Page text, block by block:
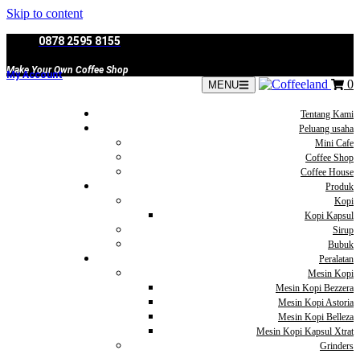
Skip to content
0878 2595 8155
Make Your Own Coffee Shop
My Account
MENU 0
Tentang Kami
Peluang usaha
Mini Cafe
Coffee Shop
Coffee House
Produk
Kopi
Kopi Kapsul
Sirup
Bubuk
Peralatan
Mesin Kopi
Mesin Kopi Bezzera
Mesin Kopi Astoria
Mesin Kopi Belleza
Mesin Kopi Kapsul Xtrat
Grinders